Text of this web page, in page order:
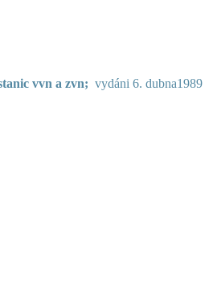
vvn a zvn; vydáni 6. dubna1989